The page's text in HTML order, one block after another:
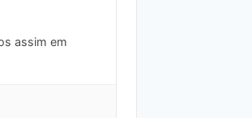
assim em